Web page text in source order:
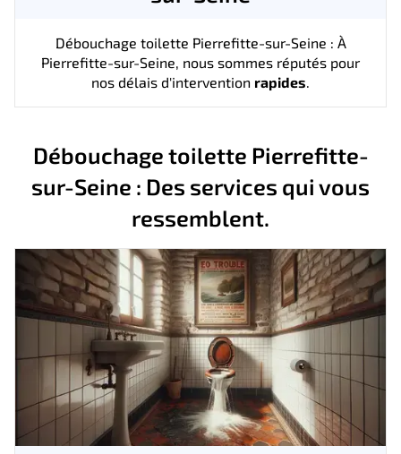
Débouchage toilette Pierrefitte-sur-Seine : À
Pierrefitte-sur-Seine, nous sommes réputés pour
nos délais d'intervention rapides.
Débouchage toilette Pierrefitte-
sur-Seine : Des services qui vous
ressemblent.